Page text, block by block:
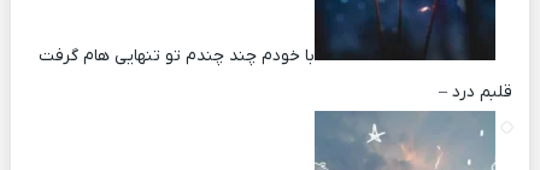
با خودم چند چندم تو تنهایی هام گرفت
قلبم درد –